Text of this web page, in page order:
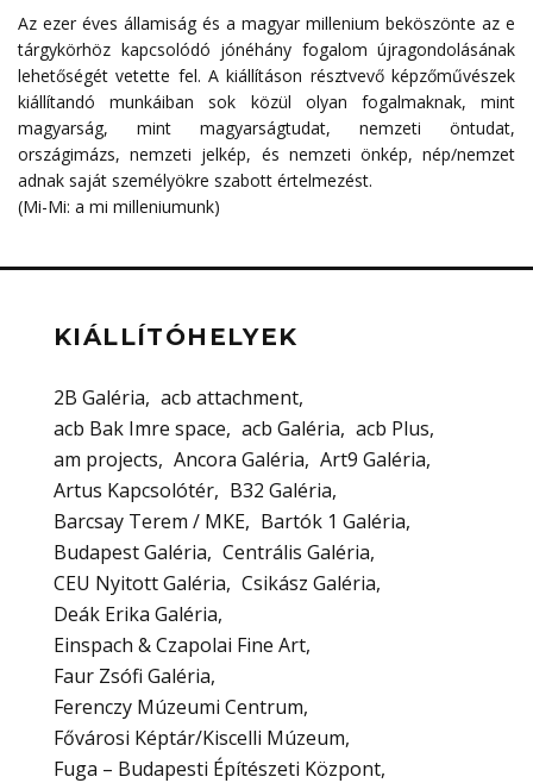
Az ezer éves államiság és a magyar millenium beköszönte az e
tárgykörhöz kapcsolódó jónéhány fogalom újragondolásának
lehetőségét vetette fel. A kiállításon résztvevő képzőművészek
kiállítandó munkáiban sok közül olyan fogalmaknak, mint
magyarság, mint magyarságtudat, nemzeti öntudat,
országimázs, nemzeti jelkép, és nemzeti önkép, nép/nemzet
adnak saját személyökre szabott értelmezést.
(Mi-Mi: a mi milleniumunk)
KIÁLLÍTÓHELYEK
2B Galéria
acb attachment
acb Bak Imre space
acb Galéria
acb Plus
am projects
Ancora Galéria
Art9 Galéria
Artus Kapcsolótér
B32 Galéria
Barcsay Terem / MKE
Bartók 1 Galéria
Budapest Galéria
Centrális Galéria
CEU Nyitott Galéria
Csikász Galéria
Deák Erika Galéria
Einspach & Czapolai Fine Art
Faur Zsófi Galéria
Ferenczy Múzeumi Centrum
Fővárosi Képtár/Kiscelli Múzeum
Fuga – Budapesti Építészeti Központ